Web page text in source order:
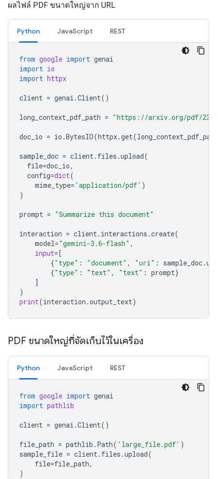
ผลไฟล์ PDF ขนาดใหญ่จาก URL
Python JavaScript REST
from google import genai
import io
import httpx
client = genai .Client()
long_context_pdf_path = "https://arxiv.org/pdf/
doc_io = io .BytesIO(httpx.get(
sample_doc = client. files .upload(
file=doc_io,
config=dict(
mime_type= 'application/pdf' )
)
prompt = "Summarize this document"
interaction = client. interactions .create(
model="gemini-3.6-flash" ,
input=[
{"type" : "document" , "uri" : sample_doc.
{"type" : "text" , "text" : prompt}
]
)
print(interaction .output_text)
PDF ขนาดใหญ่ที่จัดเก็บไว้ในเครื่อง
Python JavaScript REST
from google import genai
import pathlib
client = genai .Client()
file_path = pathlib . Path( 'large_file.pdf' )
sample_file = client. files .upload(
file=file_path,
)